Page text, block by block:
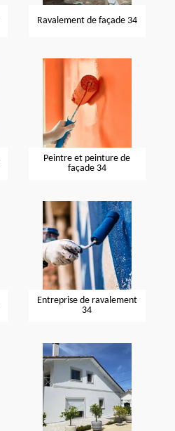
Ravalement de façade 34
Peintre et peinture de
façade 34
Entreprise de ravalement
34